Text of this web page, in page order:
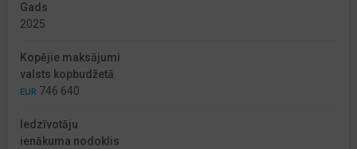
Gads
2025
Kopējie maksājumi
valsts kopbudžetā
EUR 746 640
Iedzīvotāju
ienākuma nodoklis